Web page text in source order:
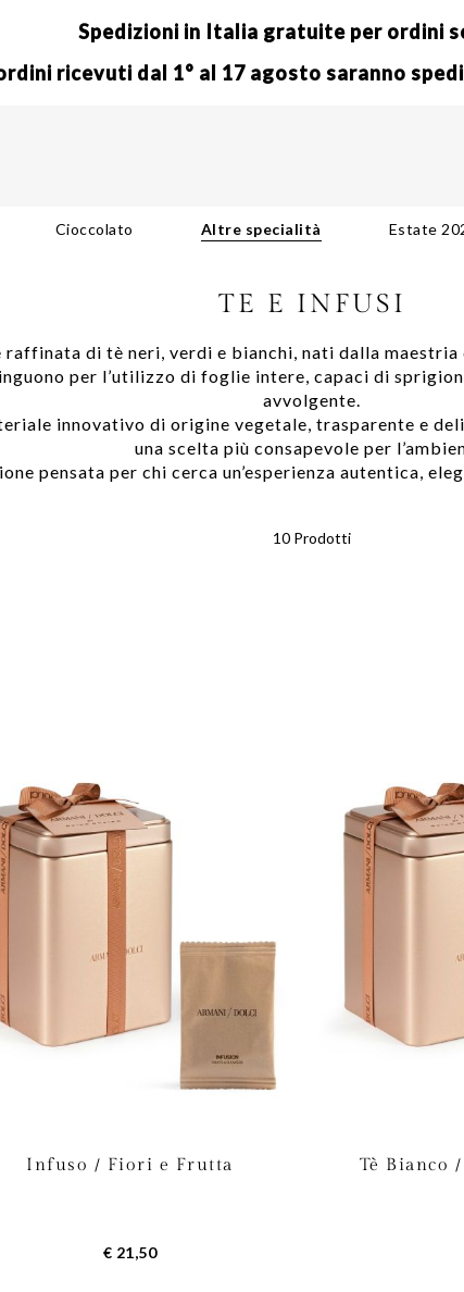
Spedizioni in Italia gratuite per ordini
ricevuti dal 1° al 17 agosto saranno
Cioccolato Altre specialità Estate
TE E INFUSI
di tè neri, verdi e bianchi, nati dalla
per l’utilizzo di foglie intere, capaci di
avvolgente.
innovativo di origine vegetale, trasparente e
una scelta più consapevole per
pensata per chi cerca un’esperienza autentica,
10 Prodotti
Infuso / Fiori e Frutta
€ 21,50
Tè Bianco